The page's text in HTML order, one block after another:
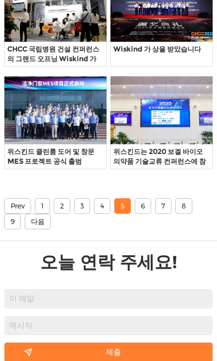
CHCC 국립병원 건설 컨퍼런스
의 그랜드 오프닝 Wiskind 가
왔습니다!
Wiskind 가 상을 받았습니다
위스킨드 클린룸 도어 및 창문
MES 프로젝트 공식 출범
위스킨드는 2020 보겔 바이오
의약품 기술교류 컨퍼런스에 참
가했다
Prev 1 2 3 4 5 6 7
8
9
다음
오늘 연락 주세요!